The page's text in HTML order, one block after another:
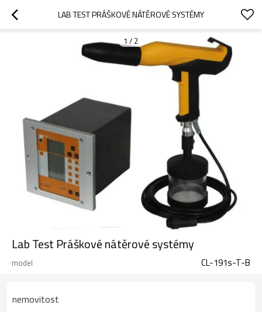
LAB TEST PRÁŠKOVÉ NÁTĚROVÉ SYSTÉMY
1 / 2
Lab Test Práškové nátěrové systémy
model CL-191s-T-B
nemovitost